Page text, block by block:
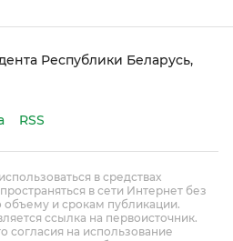
Республики Беларусь,
RSS
в средствах
в сети Интернет без
объему и срокам публикации.
ссылка на первоисточник.
согласия на использование